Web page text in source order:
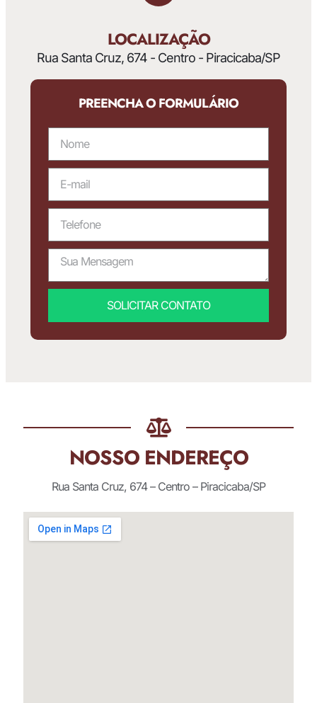
LOCALIZAÇÃO
Rua Santa Cruz, 674 - Centro - Piracicaba/SP
PREENCHA O FORMULÁRIO
SOLICITAR CONTATO
NOSSO ENDEREÇO
Rua Santa Cruz, 674 – Centro – Piracicaba/SP